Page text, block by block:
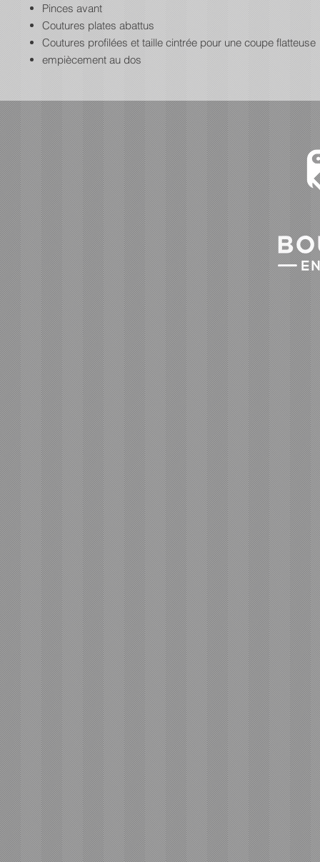
Pinces avant
Coutures plates abattus
Coutures profilées et taille cintrée pour une coupe flatteuse
empiècement au dos